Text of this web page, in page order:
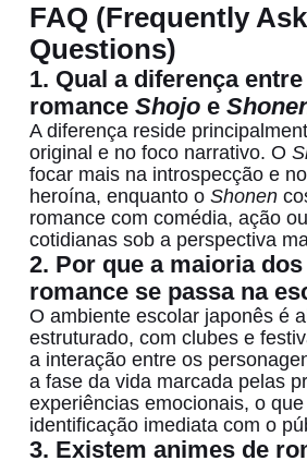
FAQ (Frequently
Questions)
1. Qual a diferença
romance Shojoe
A diferença reside
original e no foco narrativo. O
focar mais na introspecção e
heroína, enquanto o Shonen
romance com comédia, ação
cotidianas sob a perspectiva
2. Por que a maioria
romance se passa na
O ambiente escolar japonês é
estruturado, com clubes e
a interação entre os
a fase da vida marcada pelas
experiências emocionais, o
identificação imediata com o
3. Existem animes de